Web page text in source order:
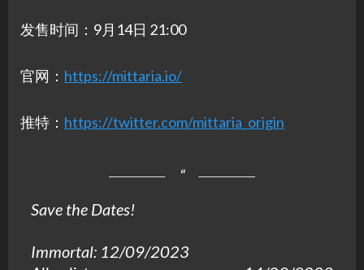
发售时间：9月14日 21:00
官网： https://mittaria.io/
推特： https://twitter.com/mittaria_origin
Save the Dates!
Immortal: 12/09/2023